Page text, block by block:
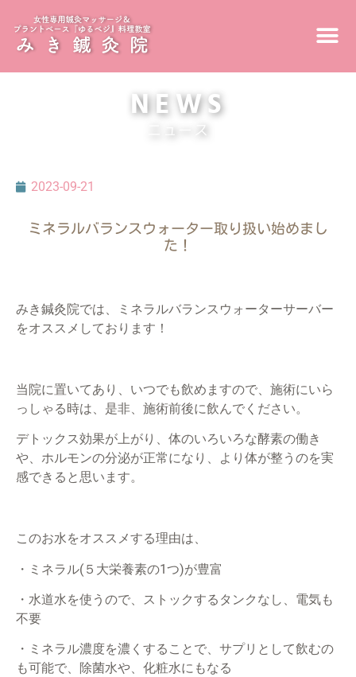
NEWS
ニュース
2023-09-21
ミネラルバランスウォーター取り扱い始めまし
た！
みき鍼灸院では、ミネラルバランスウォーターサーバー
をオススメしております！
当院に置いてあり、いつでも飲めますので、施術にいら
っしゃる時は、是非、施術前後に飲んでください。
デトックス効果が上がり、体のいろいろな酵素の働き
や、ホルモンの分泌が正常になり、より体が整うのを実
感できると思います。
このお水をオススメする理由は、
・ミネラル(５大栄養素の1つ)が豊富
・水道水を使うので、ストックするタンクなし、電気も
不要
・ミネラル濃度を濃くすることで、サプリとして飲むの
も可能で、除菌水や、化粧水にもなる